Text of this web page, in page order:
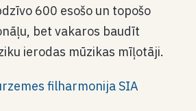
600 esošo un topošo
bet vakaros baudīt
ierodas mūzikas mīļotāji.
filharmonija SIA